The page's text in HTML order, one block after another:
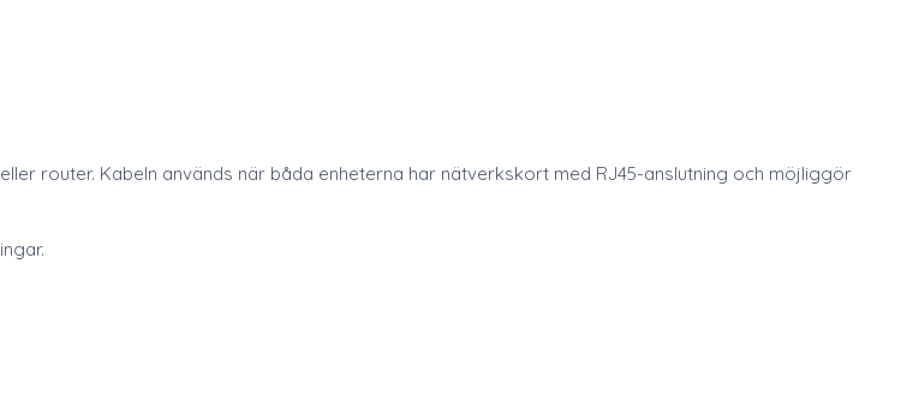
router. Kabeln används när båda enheterna har nätverkskort med RJ45-anslutning och möjliggör